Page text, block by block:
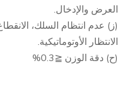
العرض والإدخال.
(ز) عدم انتظام السلك،
الانتظار الأوتوماتيكية.
(ح) دقة الوزن ≦0.3%